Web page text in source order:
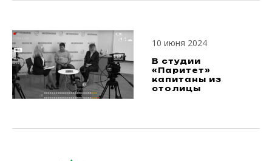
10 июня 2024
В студии
«Паритет»
капитаны из
столицы